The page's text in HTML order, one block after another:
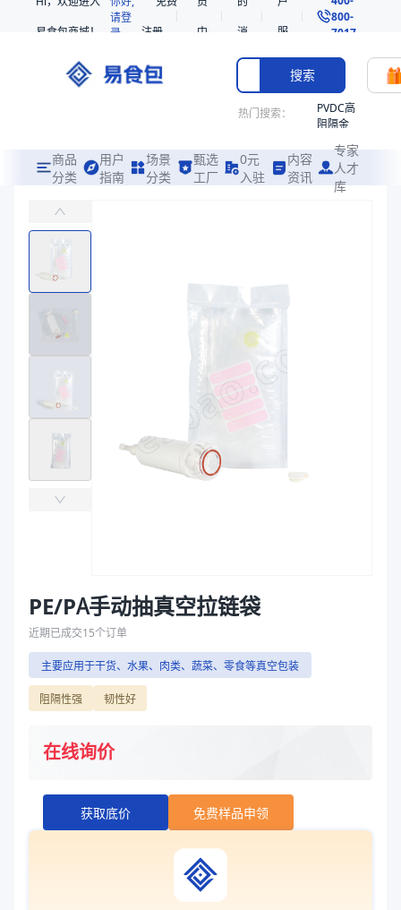
易食包商城！
请登
录
注册
中
消
息
服
务
800-
7017
搜索
热门搜索：
PVDC高
阻隔金
共挤热
收缩袋
商品
分类
用户
指南
场景
分类
甄选
工厂
0元
入驻
内容
资讯
专家
人才
库
主要应用于干货、水果、肉类、蔬菜、零食等真空包装
易食包（EPAK）专注于PE/PA手动抽真空拉链袋包装，提供详尽的规
产品卖点：
应用场景：主要应用于干货、水果、肉类、蔬菜、零食等真空包装
在线询价
商品参数
主要材质
PA/PE
封口形状
PE/PA手动抽真空拉链袋
近期已成交15个订单
主要应用于干货、水果、肉类、蔬菜、零食等真空包装
阻隔性强 韧性好
在线询价
获取底价 免费样品申领